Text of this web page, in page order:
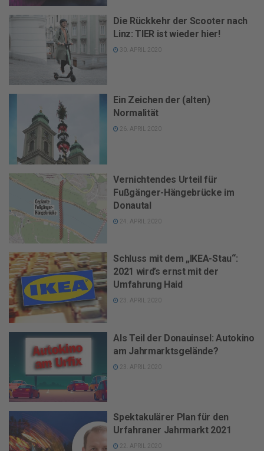
Die Rückkehr der Scooter nach
Linz: TIER ist wieder hier!
30. APRIL 2020
Ein Zeichen der (alten)
Normalität
26. APRIL 2020
Vernichtendes Urteil für
Fußgänger-Hängebrücke im
Donautal
24. APRIL 2020
Schluss mit dem „IKEA-Stau“:
2021 wird’s ernst mit der
Umfahrung Haid
23. APRIL 2020
Als Teil der Donauinsel: Autokino
am Jahrmarktsgelände?
23. APRIL 2020
Spektakulärer Plan für den
Urfahraner Jahrmarkt 2021
22. APRIL 2020